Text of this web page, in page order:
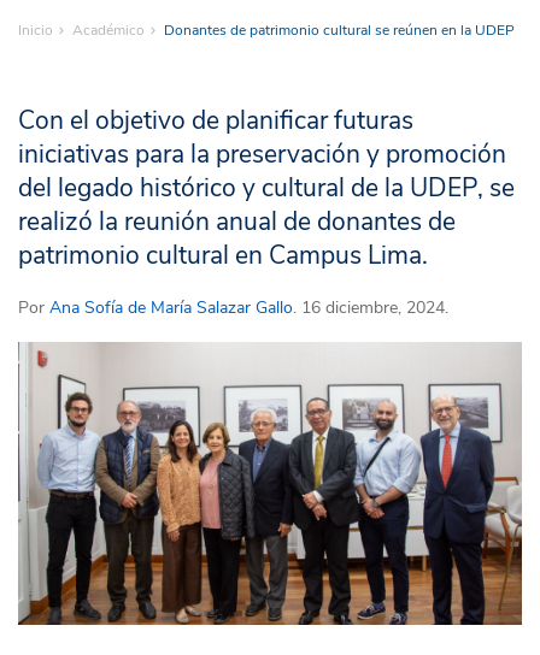
Inicio Académico Donantes de patrimonio cultural se reúnen en la UDEP
Con el objetivo de planificar futuras
iniciativas para la preservación y promoción
del legado histórico y cultural de la UDEP, se
realizó la reunión anual de donantes de
patrimonio cultural en Campus Lima.
Por Ana Sofía de María Salazar Gallo. 16 diciembre, 2024.